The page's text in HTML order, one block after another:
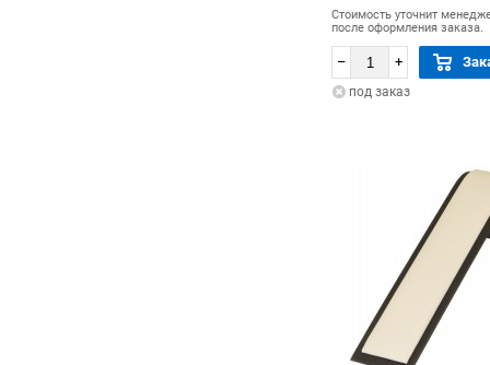
Стоимость уточнит
после оформления заказа.
– +
под заказ